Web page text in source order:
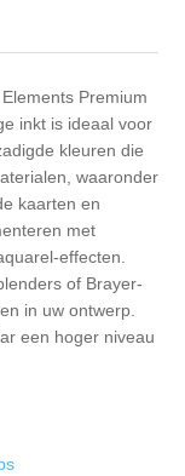
Premium
inkt is ideaal voor
kleuren die
waaronder
kaarten en
met
effecten.
of Brayer-
in uw ontwerp.
een hoger niveau